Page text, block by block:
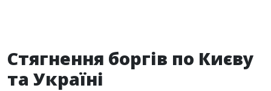
Стягнення боргів по Києву
та Україні